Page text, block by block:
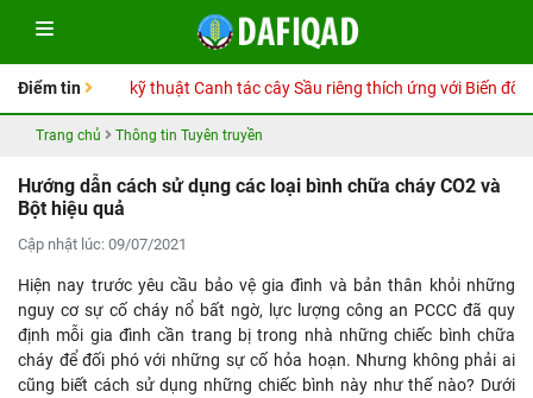
Điểm tin
Hướng dẫn kỹ thuật Canh tác cây Sầu riêng thích ứng với Biến đổi
Trang chủ Thông tin Tuyên truyền
Hướng dẫn cách sử dụng các loại bình chữa cháy CO2 và
Bột hiệu quả
Cập nhật lúc: 09/07/2021
Hiện nay trước yêu cầu bảo vệ gia đình và bản thân khỏi những
nguy cơ sự cố cháy nổ bất ngờ, lực lượng công an PCCC đã quy
định mỗi gia đình cần trang bị trong nhà những chiếc bình chữa
cháy để đối phó với những sự cố hỏa hoạn. Nhưng không phải ai
cũng biết cách sử dụng những chiếc bình này như thế nào? Dưới